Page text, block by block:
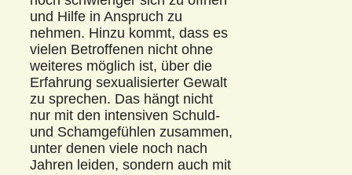
und Hilfe in Anspruch zu
nehmen. Hinzu kommt, dass es
vielen Betroffenen nicht ohne
weiteres möglich ist, über die
Erfahrung sexualisierter Gewalt
zu sprechen. Das hängt nicht
nur mit den intensiven Schuld-
und Schamgefühlen zusammen,
unter denen viele noch nach
Jahren leiden, sondern auch mit